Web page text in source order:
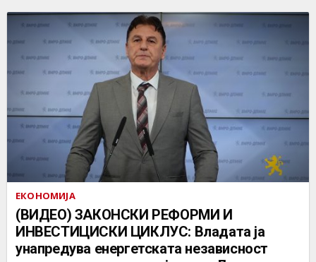
ЕКОНОМИЈА
(ВИДЕО) ЗАКОНСКИ РЕФОРМИ И
ИНВЕСТИЦИСКИ ЦИКЛУС: Владата ја
унапредува енергетската независност